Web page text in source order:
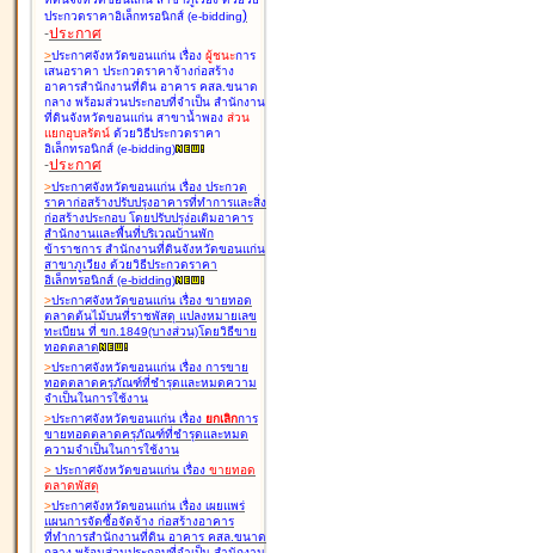
ประกวดราคาอิเล็กทรอนิกส์ (e-bidding)
-ประกาศ
>ประกาศจังหวัดขอนแก่น เรื่อง ผู้ชนะการ
เสนอราคา ประกวดราคาจ้างก่อสร้าง
อาคารสำนักงานที่ดิน อาคาร คสล.ขนาด
กลาง พร้อมส่วนประกอบที่จำเป็น สำนักงาน
ที่ดินจังหวัดขอนแก่น สาขาน้ำพอง ส่วน
แยกอุบลรัตน์ ด้วยวิธีประกวดราคา
อิเล็กทรอนิกส์ (e-bidding)
-ประกาศ
>ประกาศจังหวัดขอนแก่น เรื่อง ประกวด
ราคาก่อสร้างปรับปรุงอาคารที่ทำการและสิ่ง
ก่อสร้างประกอบ โดยปรับปรุง่อเติมอาคาร
สำนักงานและพื้นที่บริเวณบ้านพัก
ข้าราชการ สำนักงานที่ดินจังหวัดขอนแก่น
สาขาภูเวียง ด้วยวิธีประกวดราคา
อิเล็กทรอนิกส์ (e-bidding)
>ประกาศจังหวัดขอนแก่น เรื่อง ขายทอด
ตลาดต้นไม้บนที่ราชพัสดุ แปลงหมายเลข
ทะเบียน ที่ ขก.1849(บางส่วน)โดยวิธีขาย
ทอดตลาด
>ประกาศจังหวัดขอนแก่น เรื่อง การขาย
ทอดตลาดครุภัณฑ์ที่ชำรุดและหมดความ
จำเป็นในการใช้งาน
>ประกาศจังหวัดขอนแก่น เรื่อง ยกเลิกการ
ขายทอดตลาดครุภัณฑ์ที่ชำรุดและหมด
ความจำเป็นในการใช้งาน
> ประกาศจังหวัดขอนแก่น เรื่อง ขายทอด
ตลาดพัสดุ
>ประกาศจังหวัดขอนแก่น เรื่อง เผยแพร่
แผนการจัดซื้อจัดจ้าง ก่อสร้างอาคาร
ที่ทำการสำนักงานที่ดิน อาคาร คสล.ขนาด